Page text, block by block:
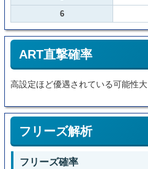
6
ART直撃確率
高設定ほど優遇されている可能性大
フリーズ解析
フリーズ確率